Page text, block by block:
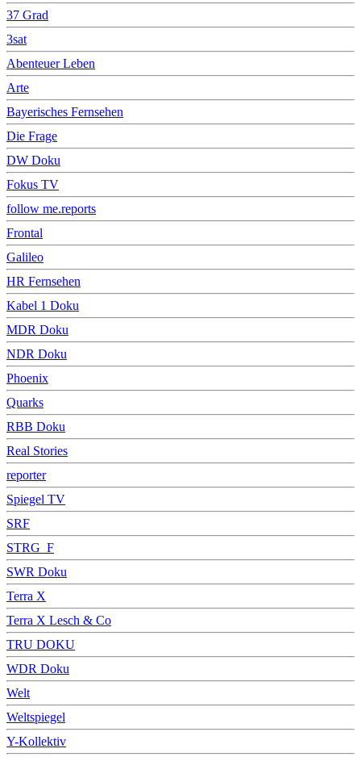
37 Grad
3sat
Abenteuer Leben
Arte
Bayerisches Fernsehen
Die Frage
DW Doku
Fokus TV
follow me.reports
Frontal
Galileo
HR Fernsehen
Kabel 1 Doku
MDR Doku
NDR Doku
Phoenix
Quarks
RBB Doku
Real Stories
reporter
Spiegel TV
SRF
STRG_F
SWR Doku
Terra X
Terra X Lesch & Co
TRU DOKU
WDR Doku
Welt
Weltspiegel
Y-Kollektiv